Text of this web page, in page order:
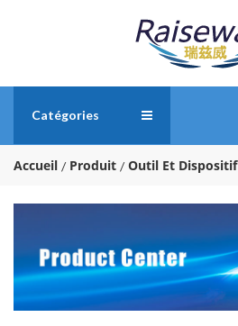
Catégories
Accueil Produit Outil Et Dispositif